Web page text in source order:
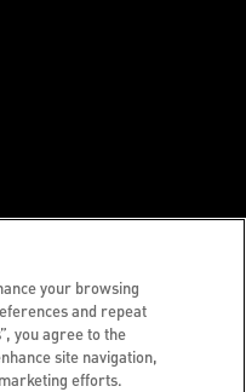
your browsing
and repeat
you agree to the
site navigation,
efforts.